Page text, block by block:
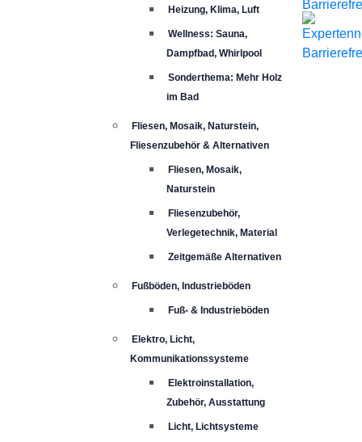
Heizung, Klima, Luft
Wellness: Sauna,
Dampfbad, Whirlpool
Sonderthema: Mehr Holz
im Bad
Fliesen, Mosaik, Naturstein,
Fliesenzubehör & Alternativen
Fliesen, Mosaik,
Naturstein
Fliesenzubehör,
Verlegetechnik, Material
Zeitgemäße Alternativen
Fußböden, Industrieböden
Fuß- & Industrieböden
Elektro, Licht,
Kommunikationssysteme
Elektroinstallation,
Zubehör, Ausstattung
Licht, Lichtsysteme